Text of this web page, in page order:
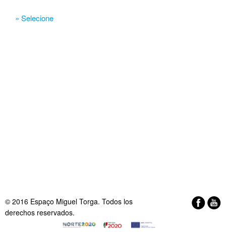
» Selecione
© 2016 Espaço Miguel Torga. Todos los
derechos reservados.